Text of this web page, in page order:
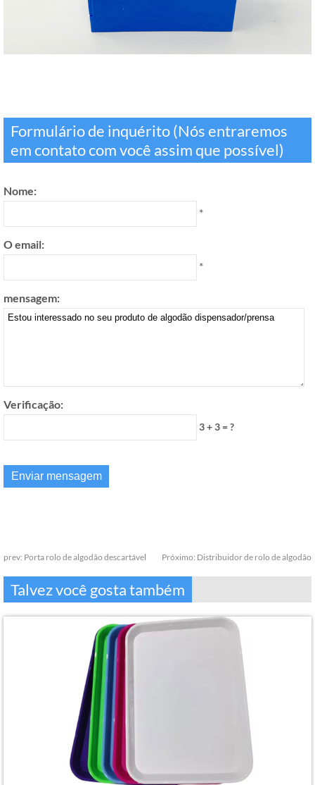
Formulário de inquérito (Nós entraremos
em contato com você assim que possível)
Nome:
*
O email:
*
mensagem:
Verificação:
3 + 3 = ?
prev: Porta rolo de algodão descartável Próximo: Distribuidor de rolo de algodão
Talvez você gosta também